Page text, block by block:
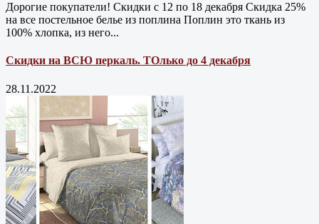
Дорогие покупатели! Скидки с 12 по 18 декабря Скидка 25%
на все постельное белье из поплина Поплин это ткань из
100% хлопка, из него...
Скидки на ВСЮ перкаль. ТОлько до 4 декабря
28.11.2022